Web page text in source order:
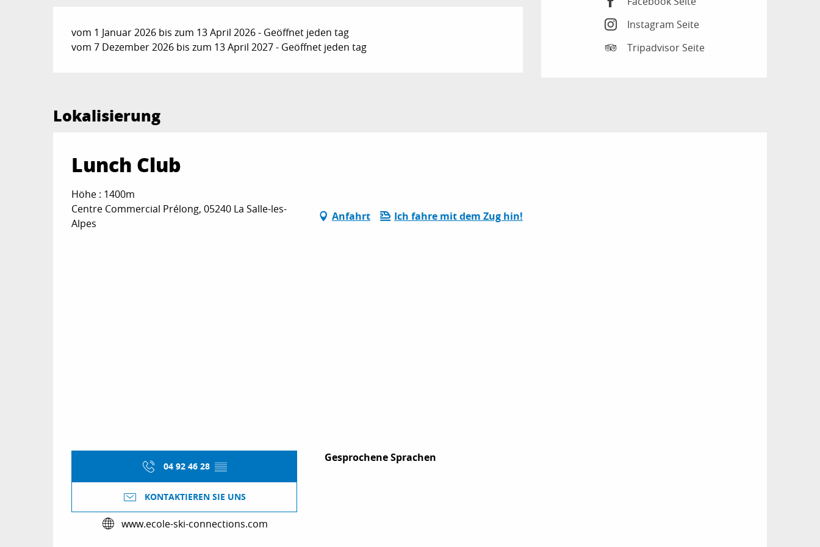
Instagram Seite
Tripadvisor Seite
vom 1 Januar 2026 bis zum 13 April 2026 - Geöffnet jeden tag
vom 7 Dezember 2026 bis zum 13 April 2027 - Geöffnet jeden tag
Lokalisierung
Lunch Club
Höhe : 1400m
Centre Commercial Prélong, 05240 La Salle-les-
Alpes
Anfahrt Ich fahre mit dem Zug hin!
04 92 46 28 ▒▒
KONTAKTIEREN SIE UNS
www.ecole-ski-connections.com
Gesprochene Sprachen
Gesprochene Sprachen